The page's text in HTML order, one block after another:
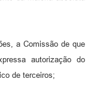
a Comissão de que
autorização do
de terceiros;